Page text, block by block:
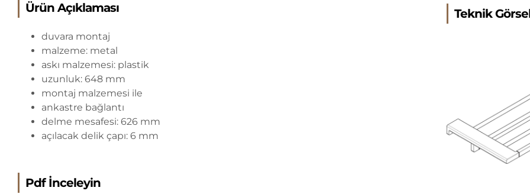
Ürün Açıklaması
duvara montaj
malzeme: metal
askı malzemesi: plastik
uzunluk: 648 mm
montaj malzemesi ile
ankastre bağlantı
delme mesafesi: 626 mm
açılacak delik çapı: 6 mm
Pdf İnceleyin
Teknik